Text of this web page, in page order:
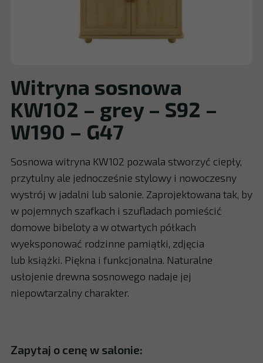
Witryna sosnowa
KW102 – grey – S92 –
W190 – G47
Sosnowa witryna KW102 pozwala stworzyć ciepły,
przytulny ale jednocześnie stylowy i nowoczesny
wystrój w jadalni lub salonie. Zaprojektowana tak, by
w pojemnych szafkach i szufladach pomieścić
domowe bibeloty a w otwartych półkach
wyeksponować rodzinne pamiątki, zdjęcia
lub książki. Piękna i funkcjonalna. Naturalne
usłojenie drewna sosnowego nadaje jej
niepowtarzalny charakter.
Zapytaj o cenę w salonie: